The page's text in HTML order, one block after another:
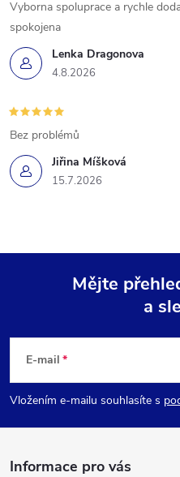
Lenka Dragonova
4.8.2026
Vyborna spoluprace a rychle
spokojena
Jiřina Míšková
15.7.2026
Bez problémů
p
a
Mějte
a
E-mail
Vložením e-mailu souhlasíte s
Informace pro vás